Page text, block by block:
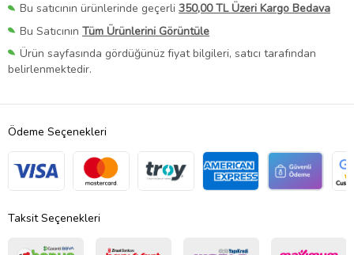
Bu satıcının ürünlerinde geçerli 350,00 TL Üzeri Kargo Bedava
Bu Satıcının Tüm Ürünlerini Görüntüle
Ürün sayfasında gördüğünüz fiyat bilgileri, satıcı tarafından
belirlenmektedir.
Ödeme Seçenekleri
Taksit Seçenekleri